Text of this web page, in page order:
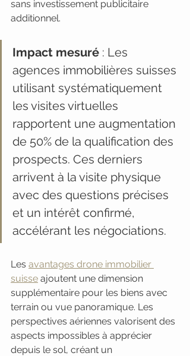
sans investissement publicitaire
additionnel.
Impact mesuré : Les
agences immobilières suisses
utilisant systématiquement
les visites virtuelles
rapportent une augmentation
de 50% de la qualification des
prospects. Ces derniers
arrivent à la visite physique
avec des questions précises
et un intérêt confirmé,
accélérant les négociations.
Les avantages drone immobilier
suisse ajoutent une dimension
supplémentaire pour les biens avec
terrain ou vue panoramique. Les
perspectives aériennes valorisent des
aspects impossibles à apprécier
depuis le sol, créant un